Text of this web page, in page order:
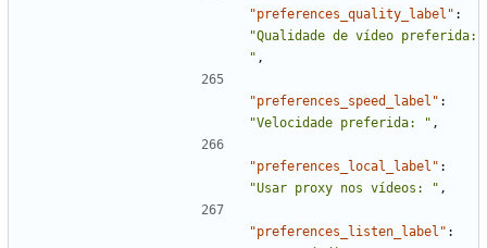
"preferences_quality_label" :
"Qualidade de vídeo preferida:
" ,
"preferences_speed_label" :
"Velocidade preferida: " ,
"preferences_local_label" :
"Usar proxy nos vídeos: " ,
"preferences_listen_label" :